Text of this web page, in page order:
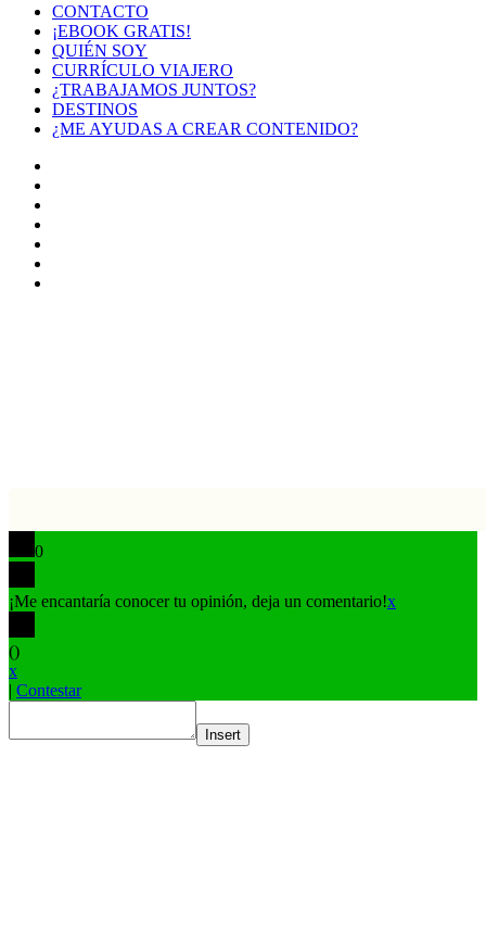
CONTACTO
¡EBOOK GRATIS!
QUIÉN SOY
CURRÍCULO VIAJERO
¿TRABAJAMOS JUNTOS?
DESTINOS
¿ME AYUDAS A CREAR CONTENIDO?
0
¡Me encantaría conocer tu opinión, deja un comentario!x
()
x
| Contestar
Insert